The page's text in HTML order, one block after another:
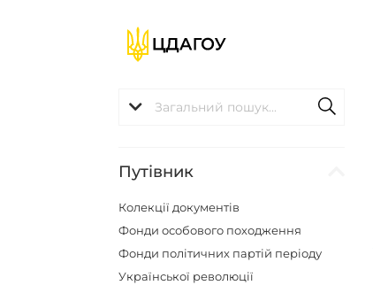
Путівник
Колекції документів
Фонди особового походження
Фонди політичних партій періоду
Української революції